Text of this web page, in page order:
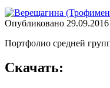
Опубликовано
Портфолио средней
Скачать: